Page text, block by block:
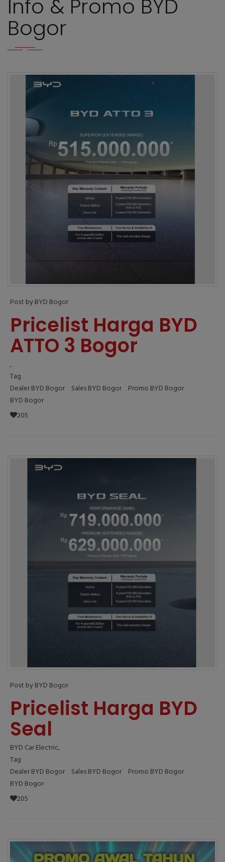
Info & Promo BYD
Bogor
Post by BYD Bogor
Pricelist Harga BYD
ATTO 3 Bogor
,
Tag
Dealer BYD Bogor
Sales BYD Bogor
Promo BYD Bogor
BYD Bogor
205
Post by BYD Bogor
Pricelist Harga BYD
Seal
BYD Car Electric,
Tag
Dealer BYD Bogor
Sales BYD Bogor
Promo BYD Bogor
BYD Bogor
205